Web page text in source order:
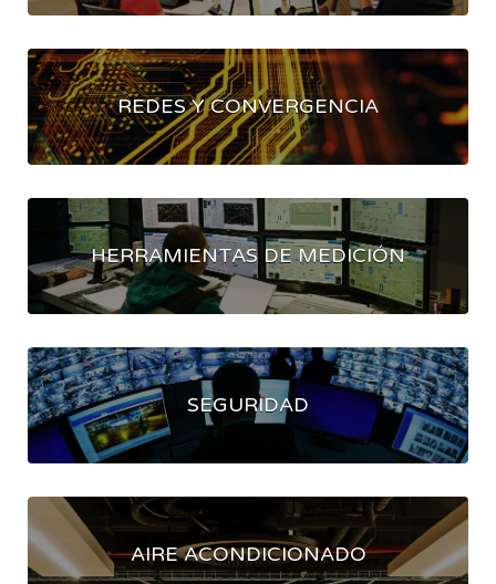
REDES Y CONVERGENCIA
HERRAMIENTAS DE MEDICIÓN
SEGURIDAD
AIRE ACONDICIONADO